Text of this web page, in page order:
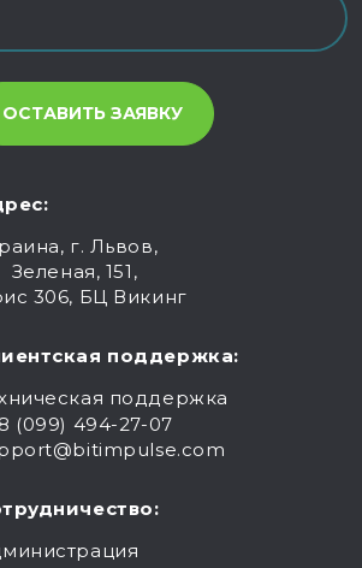
г. Львов,
Зеленая, 151,
306, БЦ Викинг
поддержка:
поддержка
(099) 494-27-07